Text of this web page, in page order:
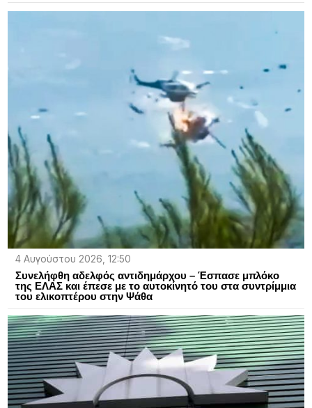
4 Αυγούστου 2026, 12:50
Συνελήφθη αδελφός αντιδημάρχου – Έσπασε μπλόκο
της ΕΛΑΣ και έπεσε με το αυτοκίνητό του στα συντρίμμια
του ελικοπτέρου στην Ψάθα